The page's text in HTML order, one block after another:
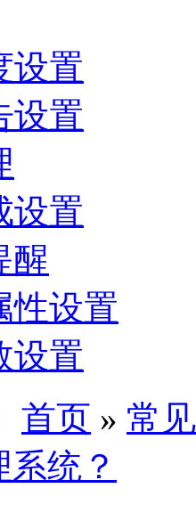
设置
设置
设置
醒
性设置
设置
首页 » 常
统？